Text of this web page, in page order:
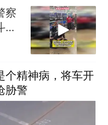
察
，
个精神病，将车开
胁警